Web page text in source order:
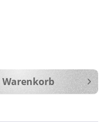
Warenkorb